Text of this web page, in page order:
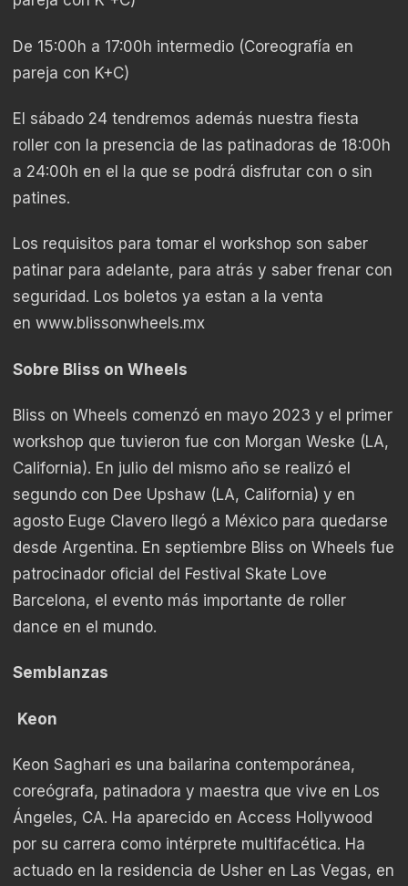
De 15:00h a 17:00h intermedio (Coreografía en
pareja con K+C)
El sábado 24 tendremos además nuestra fiesta
roller con la presencia de las patinadoras de 18:00h
a 24:00h en el la que se podrá disfrutar con o sin
patines.
Los requisitos para tomar el workshop son saber
patinar para adelante, para atrás y saber frenar con
seguridad. Los boletos ya estan a la venta
en www.blissonwheels.mx
Sobre Bliss on Wheels
Bliss on Wheels comenzó en mayo 2023 y el primer
workshop que tuvieron fue con Morgan Weske (LA,
California). En julio del mismo año se realizó el
segundo con Dee Upshaw (LA, California) y en
agosto Euge Clavero llegó a México para quedarse
desde Argentina. En septiembre Bliss on Wheels fue
patrocinador oficial del Festival Skate Love
Barcelona, el evento más importante de roller
dance en el mundo.
Semblanzas
Keon
Keon Saghari es una bailarina contemporánea,
coreógrafa, patinadora y maestra que vive en Los
Ángeles, CA. Ha aparecido en Access Hollywood
por su carrera como intérprete multifacética. Ha
actuado en la residencia de Usher en Las Vegas, en